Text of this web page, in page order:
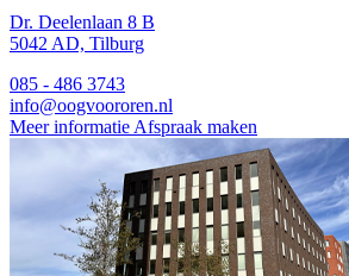
Dr. Deelenlaan 8 B
5042 AD, Tilburg
085 - 486 3743
info@oogvoororen.nl
Meer informatie Afspraak maken